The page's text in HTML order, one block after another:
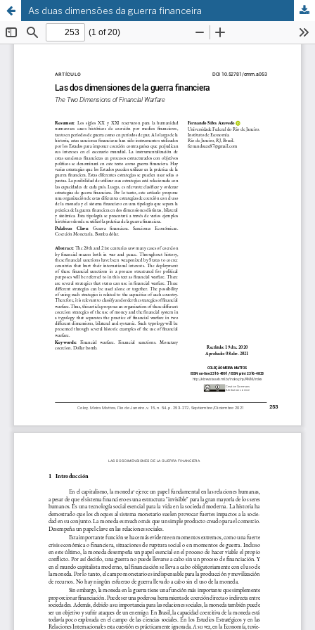
As duas dimensões da guerra financeira